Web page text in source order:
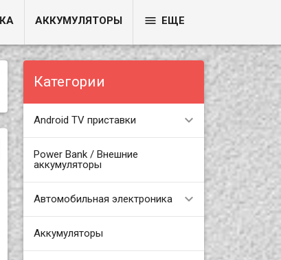
АККУМУЛЯТОРЫ  ЕЩЕ
Категории
Android TV приставки
Power Bank / Внешние
аккумуляторы
Автомобильная электроника
Аккумуляторы